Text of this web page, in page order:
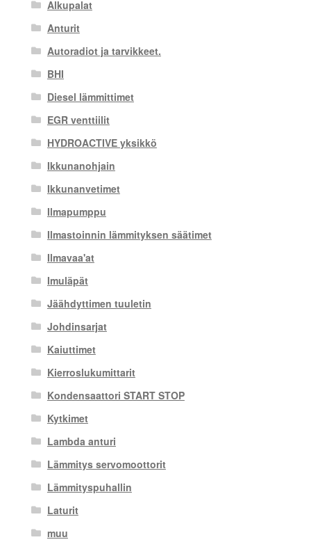
Alkupalat
Anturit
Autoradiot ja tarvikkeet.
BHI
Diesel lämmittimet
EGR venttiilit
HYDROACTIVE yksikkö
Ikkunanohjain
Ikkunanvetimet
Ilmapumppu
Ilmastoinnin lämmityksen säätimet
Ilmavaa'at
Imuläpät
Jäähdyttimen tuuletin
Johdinsarjat
Kaiuttimet
Kierroslukumittarit
Kondensaattori START STOP
Kytkimet
Lambda anturi
Lämmitys servomoottorit
Lämmityspuhallin
Laturit
muu